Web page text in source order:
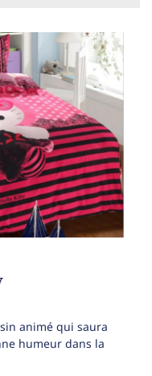
animé qui saura
humeur dans la